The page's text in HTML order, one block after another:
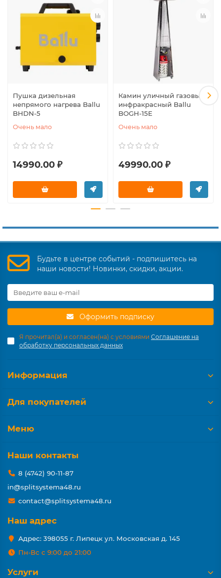
Пушка дизельная
непрямого нагрева Ballu
BHDN-5
Очень мало
14990.00 ₽
Камин уличный газовый
инфракрасный Ballu
BOGH-15E
Очень мало
49990.00 ₽
Будьте в центре событий - подпишитесь на
наши новости! Новинки, скидки, акции.
Оформить подписку
Я прочитал(а) и согласен(на) с условиями Соглашение на
обработку персональных данных
Информация
Для покупателей
Меню
Наши контакты
8 (4742) 90-11-87
in@splitsystema48.ru
contact@splitsystema48.ru
Наш адрес
Адрес: 398055 г. Липецк ул. Московская д. 145
Пн-Вс с 9:00 до 21:00
Услуги